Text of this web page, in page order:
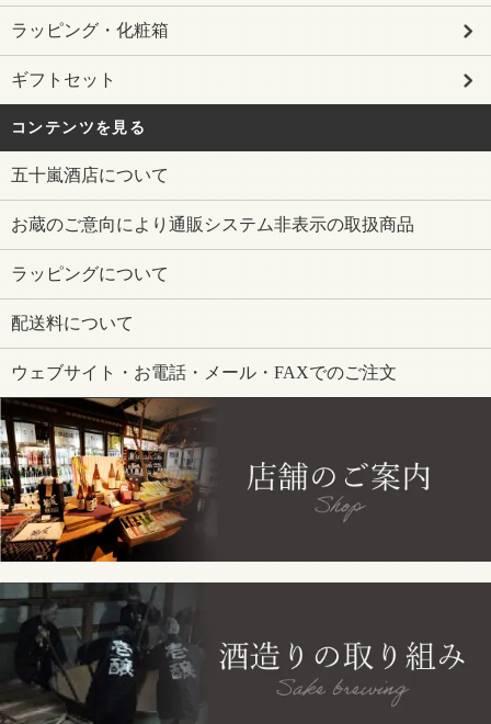
ラッピング・化粧箱
ギフトセット
コンテンツを見る
五十嵐酒店について
お蔵のご意向により通販システム非表示の取扱商品
ラッピングについて
配送料について
ウェブサイト・お電話・メール・FAXでのご注文